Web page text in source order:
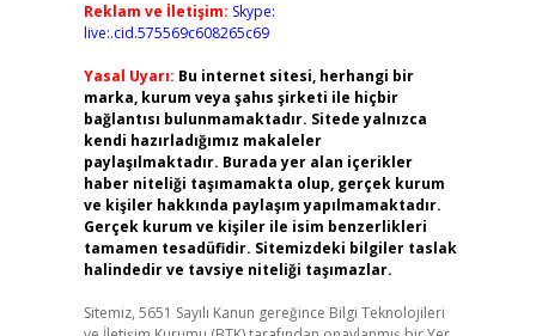
Reklam ve İletişim: Skype:
live:.cid.575569c608265c69
Yasal Uyarı: Bu internet sitesi, herhangi bir
marka, kurum veya şahıs şirketi ile hiçbir
bağlantısı bulunmamaktadır. Sitede yalnızca
kendi hazırladığımız makaleler
paylaşılmaktadır. Burada yer alan içerikler
haber niteliği taşımamakta olup, gerçek kurum
ve kişiler hakkında paylaşım yapılmamaktadır.
Gerçek kurum ve kişiler ile isim benzerlikleri
tamamen tesadüfidir. Sitemizdeki bilgiler taslak
halindedir ve tavsiye niteliği taşımazlar.
Sitemiz, 5651 Sayılı Kanun gereğince Bilgi Teknolojileri